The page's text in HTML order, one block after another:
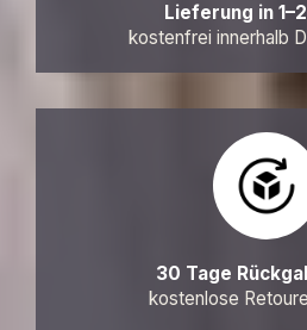
Lieferung in
kostenfrei innerhalb
30 Tage
kostenlose